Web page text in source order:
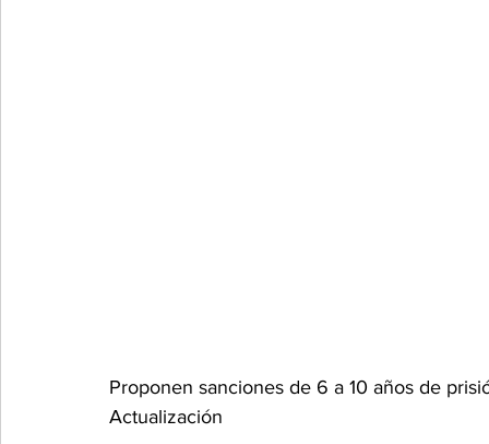
Proponen sanciones de 6 a 10 años de
Actualización